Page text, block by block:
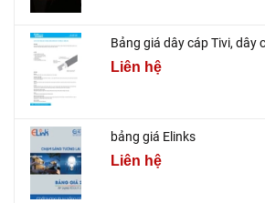
Bảng giá dây cáp Tivi, dây
Liên hệ
bảng giá Elinks
Liên hệ